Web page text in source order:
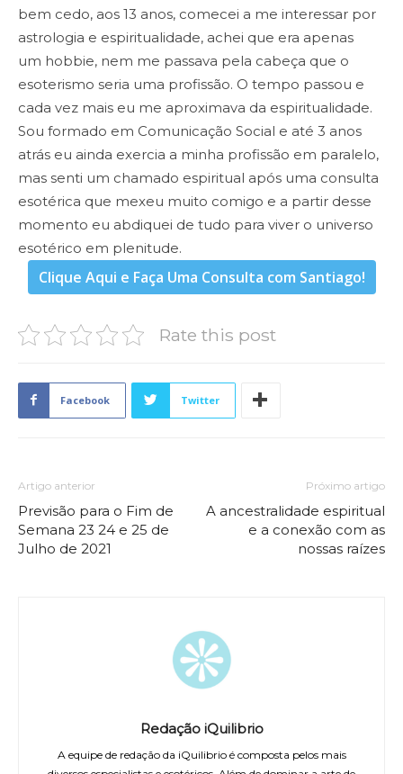
bem cedo, aos 13 anos, comecei a me interessar por
astrologia e espiritualidade, achei que era apenas
um hobbie, nem me passava pela cabeça que o
esoterismo seria uma profissão. O tempo passou e
cada vez mais eu me aproximava da espiritualidade.
Sou formado em Comunicação Social e até 3 anos
atrás eu ainda exercia a minha profissão em paralelo,
mas senti um chamado espiritual após uma consulta
esotérica que mexeu muito comigo e a partir desse
momento eu abdiquei de tudo para viver o universo
esotérico em plenitude.
Clique Aqui e Faça Uma Consulta com Santiago!
Rate this post
Facebook Twitter
Artigo anterior
Previsão para o Fim de
Semana 23 24 e 25 de
Julho de 2021
Próximo artigo
A ancestralidade espiritual
e a conexão com as
nossas raízes
Redação iQuilibrio
A equipe de redação da iQuilibrio é composta pelos mais